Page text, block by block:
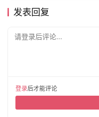
发表回复
请登录后评论...
登录后才能评论